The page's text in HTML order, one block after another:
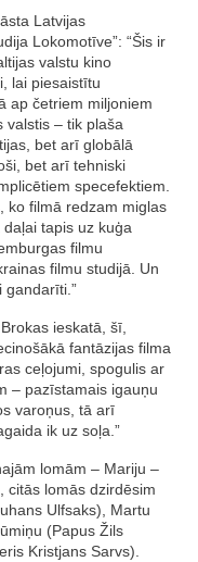
Latvijas
Lokomotīve”: “Šis ir
valstu kino
lai piesaistītu
ap četriem miljoniem
valstis – tik plaša
bet arī globālā
bet arī tehniski
specefektiem.
ko filmā redzam miglas
tapis uz kuģa
filmu
filmu studijā. Un
gandarīti.”
ieskatā, šī,
fantāzijas filma
ceļojumi, spogulis ar
– pazīstamais igauņu
varoņus, tā arī
ik uz soļa.”
lomām – Mariju –
citās lomās dzirdēsim
Ulfsaks), Martu
(Papus Žils
Kristjans Sarvs).